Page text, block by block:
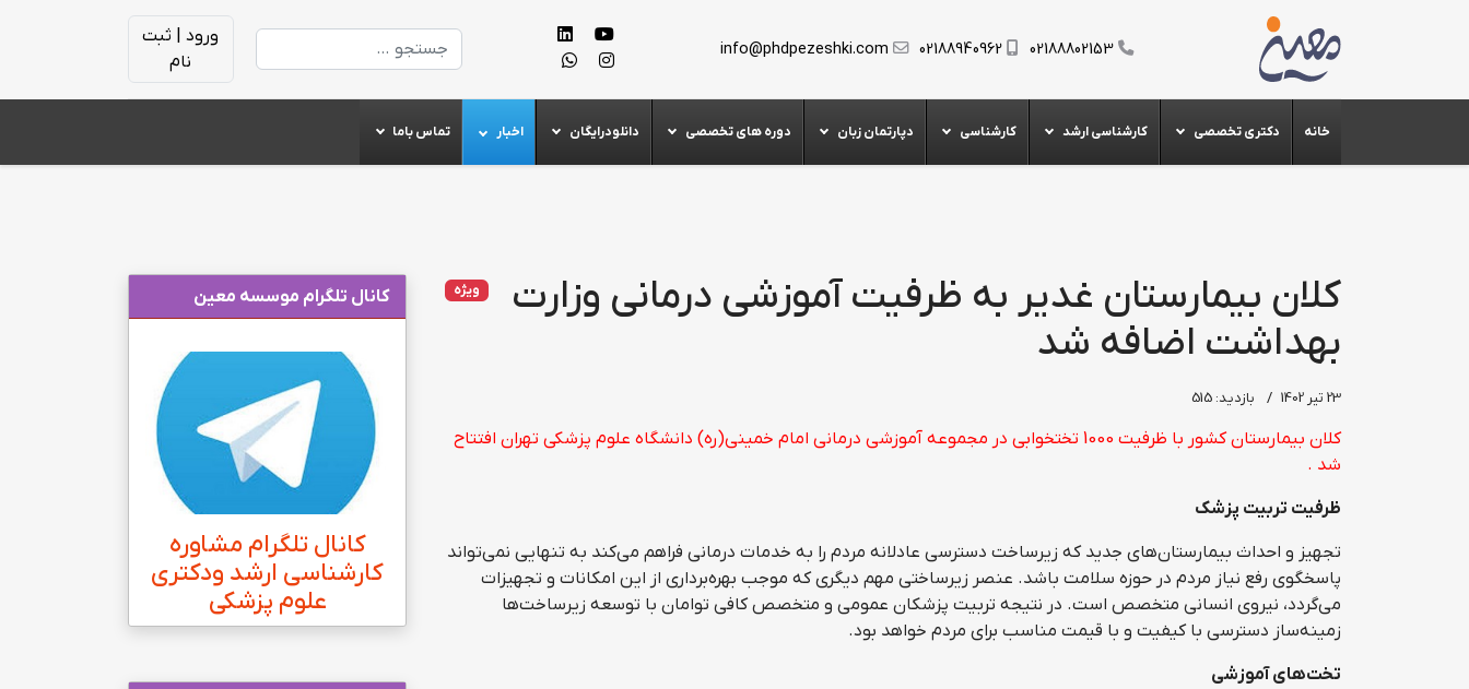
02188802153
02188940962
info@phdpezeshki.com جستجو
ورود | ثبت
نام
خانه دکتری تخصصی کارشناسی ارشد کارشناسی دپارتمان زبان دوره های تخصصی دانلودرایگان اخبار تماس باما
ویژه
کلان بیمارستان غدیر به ظرفیت آموزشی درمانی وزارت
بهداشت اضافه شد
23 تیر 1402 بازدید: 515
کلان بیمارستان کشور با ظرفیت 1000 تختخوابی در مجموعه آموزشی درمانی امام خمینی(ره) دانشگاه علوم پزشکی تهران افتتاح
شد .
ظرفیت تربیت پزشک
تجهیز و احداث بیمارستان‌های جدید که زیرساخت دسترسی عادلانه مردم را به خدمات درمانی فراهم می‌کند به تنهایی نمی‌تواند
پاسخگوی رفع نیاز مردم در حوزه سلامت باشد. عنصر زیرساختی مهم دیگری که موجب بهره‌برداری از این امکانات و تجهیزات
می‌گردد، نیروی انسانی متخصص است. در نتیجه تربیت پزشکان عمومی و متخصص کافی توامان با توسعه زیرساخت‌ها
زمینه‌ساز دسترسی با کیفیت و با قیمت مناسب برای مردم خواهد بود.
تخت‌های آموزشی
کانال تلگرام موسسه معین
کانال تلگرام مشاوره
کارشناسی ارشد ودکتری
علوم پزشکی